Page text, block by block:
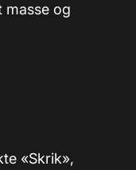
masse og
«Skrik»,